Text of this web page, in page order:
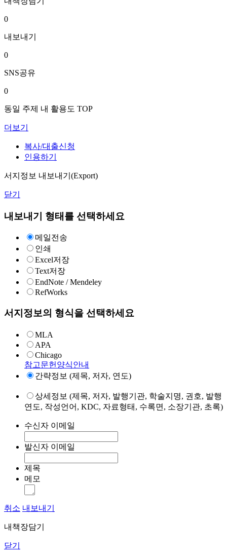
0
내보내기
0
SNS공유
0
동일 주제 내 활용도 TOP
더보기
복사/대출신청
인용하기
서지정보 내보내기(Export)
닫기
내보내기 형태를 선택하세요
메일전송
인쇄
Excel저장
Text저장
EndNote / Mendeley
RefWorks
서지정보의 형식을 선택하세요
MLA
APA
Chicago
참고문헌양식안내
간략정보 (제목, 저자, 연도)
상세정보 (제목, 저자, 발행기관, 학술지명, 권호, 발행
연도, 작성언어, KDC, 자료형태, 수록면, 소장기관, 초록)
수신자 이메일
발신자 이메일
제목
메모
취소 내보내기
내책장담기
닫기